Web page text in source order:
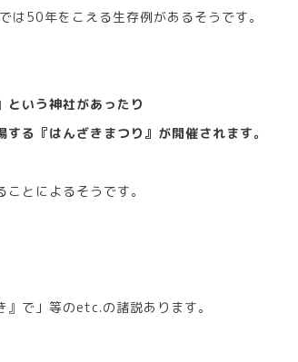
は50年をこえる生存例があるそうです。
いう神社があったり
る『はんざきまつり』が開催されます。
とによるそうです。
』で」等のetc.の諸説あります。